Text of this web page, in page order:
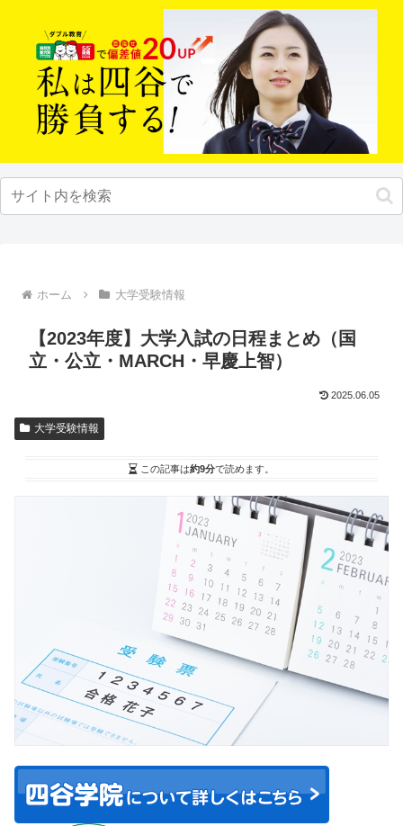
ホーム 大学受験情報
【2023年度】大学入試の日程まとめ（国
立・公立・MARCH・早慶上智）
2025.06.05
大学受験情報
この記事は約9分で読めます。